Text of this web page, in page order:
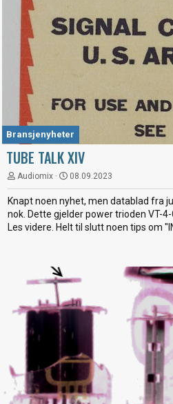
Bransjenyheter
TUBE TALK XIV
Audiomix 08.09.2023
Knapt noen nyhet, men datablad fra
nok. Dette gjelder power trioden VT-
Les videre. Helt til slutt noen tips om